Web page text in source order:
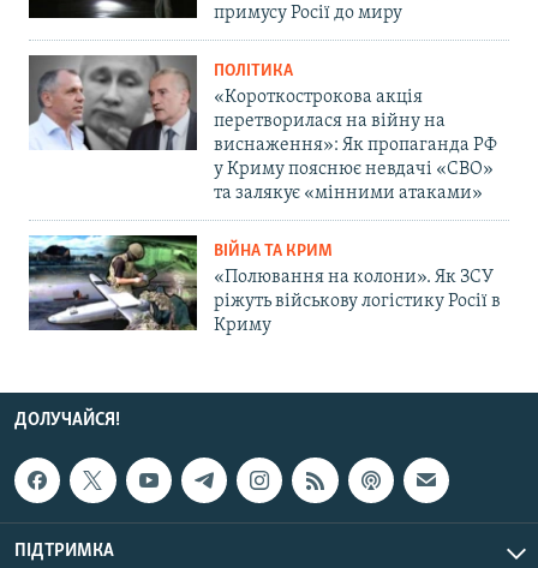
примусу Росії до миру
ПОЛІТИКА
«Короткострокова акція
перетворилася на війну на
виснаження»: Як пропаганда РФ
у Криму пояснює невдачі «СВО»
та залякує «мінними атаками»
ВІЙНА ТА КРИМ
«Полювання на колони». Як ЗСУ
ріжуть військову логістику Росії в
Криму
ДОЛУЧАЙСЯ!
ПІДТРИМКА